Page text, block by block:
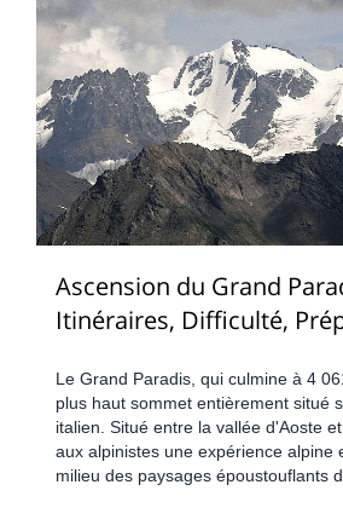
Ascension du Grand
Itinéraires, Difficulté,
Le Grand Paradis, qui culmine à 4
plus haut sommet entièrement situé
italien. Situé entre la vallée d'Aoste
aux alpinistes une expérience alpine
milieu des paysages époustouflants